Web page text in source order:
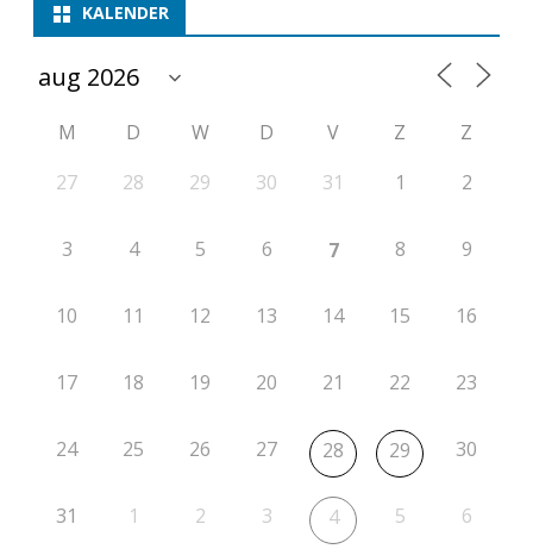
KALENDER
M D W D V Z
Z
27
28 29 30 31 1 2
3 4 5 6 7 8 9
10 11 12 13 14 15 16
17 18 19 20 21 22 23
24 25 26 27 28 29 30
31 1 2 3 4 5 6